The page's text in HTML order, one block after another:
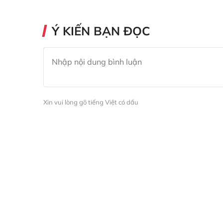
Ý KIẾN BẠN ĐỌC
Xin vui lòng gõ tiếng Việt có dấu